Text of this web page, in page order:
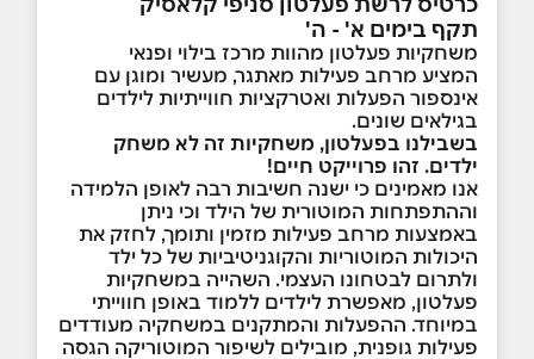
תקף בימים א' - ה'
משחקיות פעלטון מהוות מרכז בילוי ופנאי
המציע מרחב פעילות מאתגר, מעשיר ומוגן עם
אינספור הפעלות ואטרקציות חווייתיות לילדים
בגילאים שונים.
בשבילנו בפעלטון, משחקיות זה לא משחק
ילדים. זהו פרוייקט חיים!
אנו מאמינים כי ישנה חשיבות רבה לאופן הלמידה
וההתפתחות המוטורית של הילד וכי ניתן
באמצעות מרחב פעילות מזמין ותומך, לחזק את
היכולות המוטוריות והקוגניטיביות של כל ילד
ולתרום לבטחונו העצמי. השהייה במשחקיות
פעלטון, מאפשרת לילדים ללמוד באופן חווייתי
במיוחד. ההפעלות והמתקנים במשחקיה מעודדים
פעילות גופנית, מובילים לשיפור המוטוריקה הגסה